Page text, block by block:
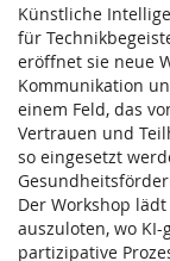
Künstliche
für
eröffnet sie neue
Kommunikation
einem Feld, das
Vertrauen und
so eingesetzt
Der Workshop
auszuloten, wo
partizipative